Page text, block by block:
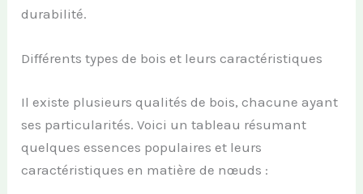
durabilité.
Différents types de bois et leurs caractéristiques
Il existe plusieurs qualités de bois, chacune ayant
ses particularités. Voici un tableau résumant
quelques essences populaires et leurs
caractéristiques en matière de nœuds :